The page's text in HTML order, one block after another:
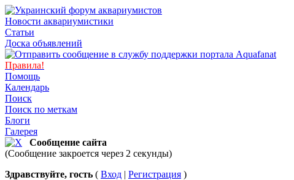
Новости аквариумистики
Статьи
Доска объявлений
Правила!
Помощь
Календарь
Поиск
Поиск по меткам
Блоги
Галерея
Сообщение сайта
(Сообщение закроется через 2 секунды)
Здравствуйте, гость ( Вход | Регистрация )